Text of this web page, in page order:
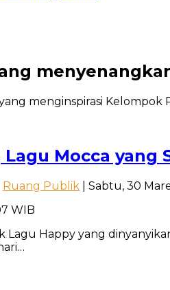
Lagu Mocca
Ruang Publik | Sabtu, 30
WIB
Lagu Happy yang